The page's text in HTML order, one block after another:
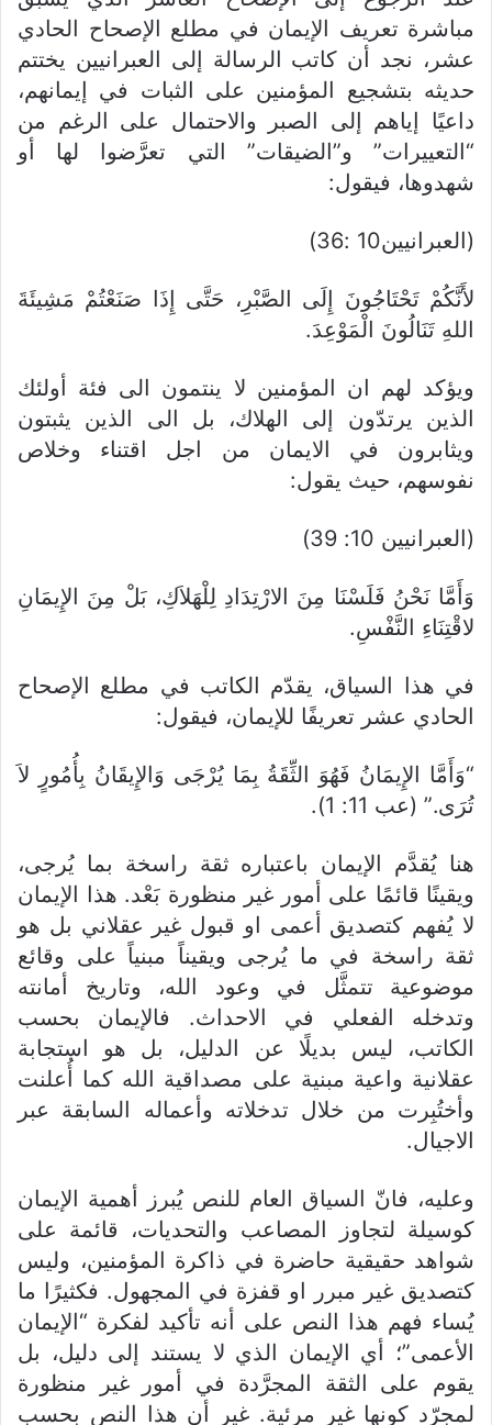
مباشرة تعريف الإيمان في مطلع الإصحاح الحادي
عشر، نجد أن كاتب الرسالة إلى العبرانيين يختتم
حديثه بتشجيع المؤمنين على الثبات في إيمانهم،
داعيًا إياهم إلى الصبر والاحتمال على الرغم من
“التعييرات” و”الضيقات” التي تعرَّضوا لها أو
شهدوها، فيقول:
(العبرانيين10 :36)
لأَنَّكُمْ تَحْتَاجُونَ إِلَى الصَّبْرِ، حَتَّى إِذَا صَنَعْتُمْ مَشِيئَةَ
اللهِ تَنَالُونَ الْمَوْعِدَ.
ويؤكد لهم ان المؤمنين لا ينتمون الى فئة أولئك
الذين يرتدّون إلى الهلاك، بل الى الذين يثبتون
ويثابرون في الايمان من اجل اقتناء وخلاص
نفوسهم، حيث يقول:
(العبرانيين 10: 39)
وَأَمَّا نَحْنُ فَلَسْنَا مِنَ الارْتِدَادِ لِلْهَلاَكِ، بَلْ مِنَ الإِيمَانِ
لاقْتِنَاءِ النَّفْسِ.
في هذا السياق، يقدّم الكاتب في مطلع الإصحاح
الحادي عشر تعريفًا للإيمان، فيقول:
“وَأَمَّا الإِيمَانُ فَهُوَ الثِّقَةُ بِمَا يُرْجَى وَالإِيقَانُ بِأُمُورٍ لاَ
تُرَى.” (عب 11: 1).
هنا يُقدَّم الإيمان باعتباره ثقة راسخة بما يُرجى،
ويقينًا قائمًا على أمور غير منظورة بَعْد. هذا الإيمان
لا يُفهم كتصديق أعمى او قبول غير عقلاني بل هو
ثقة راسخة في ما يُرجى ويقيناً مبنياً على وقائع
موضوعية تتمثَّل في وعود الله، وتاريخ أمانته
وتدخله الفعلي في الاحداث. فالإيمان بحسب
الكاتب، ليس بديلًا عن الدليل، بل هو استجابة
عقلانية واعية مبنية على مصداقية الله كما أُعلنت
وأختُبِرت من خلال تدخلاته وأعماله السابقة عبر
الاجيال.
وعليه، فانّ السياق العام للنص يُبرز أهمية الإيمان
كوسيلة لتجاوز المصاعب والتحديات، قائمة على
شواهد حقيقية حاضرة في ذاكرة المؤمنين، وليس
كتصديق غير مبرر او قفزة في المجهول. فكثيرًا ما
يُساء فهم هذا النص على أنه تأكيد لفكرة “الإيمان
الأعمى”؛ أي الإيمان الذي لا يستند إلى دليل، بل
يقوم على الثقة المجرَّدة في أمور غير منظورة
لمجرّد كونها غير مرئية. غير أن هذا النص بحسب